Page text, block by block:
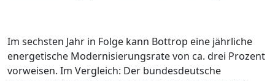
Im sechsten Jahr in Folge kann Bottrop eine jährliche
energetische Modernisierungsrate von ca. drei Prozent
vorweisen. Im Vergleich: Der bundesdeutsche